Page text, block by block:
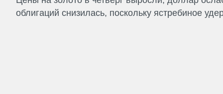
облигаций снизилась, поскольку ястребиное